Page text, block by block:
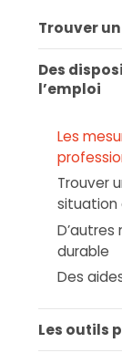
Trouver
Des
l’emploi
Les
Trouver
situation
durable
Des
Les outils